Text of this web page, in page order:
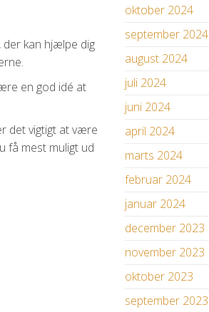
der kan hjælpe dig
en god idé at
det vigtigt at være
få mest muligt ud
oktober 2024
september 2024
august 2024
juli 2024
juni 2024
april 2024
marts 2024
februar 2024
januar 2024
december 2023
november 2023
oktober 2023
september 2023